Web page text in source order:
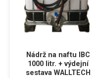
Nádrž na naftu IBC
1000 litr. + výdejní
sestava WALLTECH